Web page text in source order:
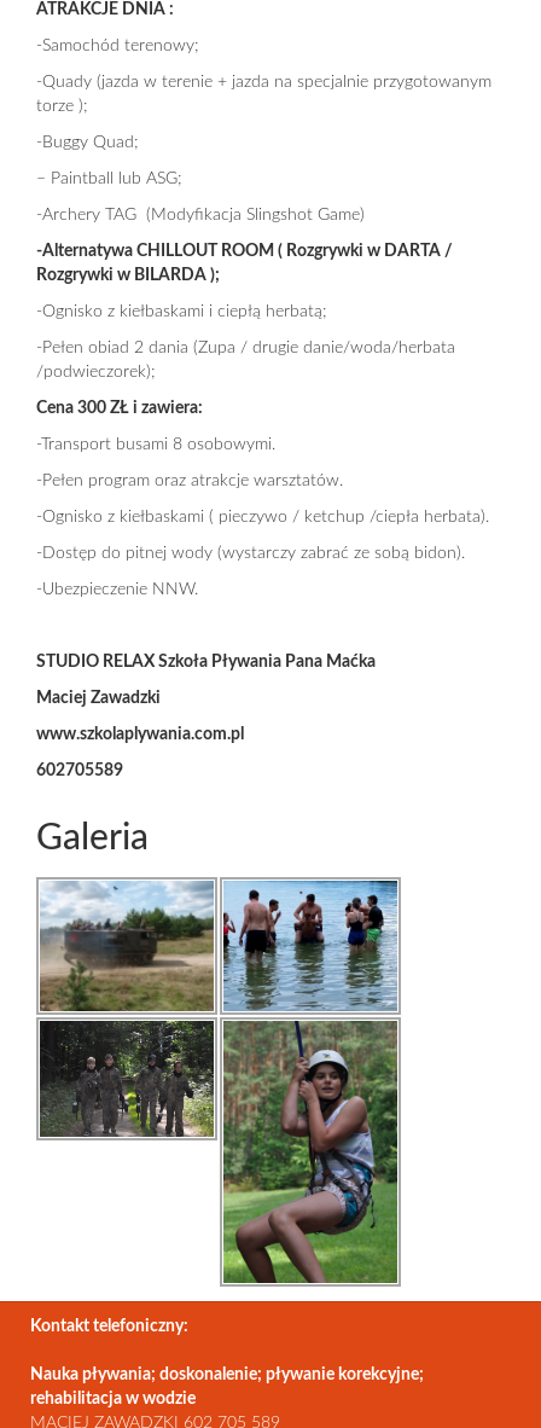
ATRAKCJE DNIA :
-Samochód terenowy;
-Quady (jazda w terenie + jazda na specjalnie przygotowanym
torze );
-Buggy Quad;
– Paintball lub ASG;
-Archery TAG (Modyfikacja Slingshot Game)
-Alternatywa CHILLOUT ROOM ( Rozgrywki w DARTA /
Rozgrywki w BILARDA );
-Ognisko z kiełbaskami i ciepłą herbatą;
-Pełen obiad 2 dania (Zupa / drugie danie/woda/herbata
/podwieczorek);
Cena 300 ZŁ i zawiera:
-Transport busami 8 osobowymi.
-Pełen program oraz atrakcje warsztatów.
-Ognisko z kiełbaskami ( pieczywo / ketchup /ciepła herbata).
-Dostęp do pitnej wody (wystarczy zabrać ze sobą bidon).
-Ubezpieczenie NNW.
STUDIO RELAX Szkoła Pływania Pana Maćka
Maciej Zawadzki
www.szkolaplywania.com.pl
602705589
Galeria
Kontakt telefoniczny:
Nauka pływania; doskonalenie; pływanie korekcyjne;
rehabilitacja w wodzie
MACIEJ ZAWADZKI 602 705 589